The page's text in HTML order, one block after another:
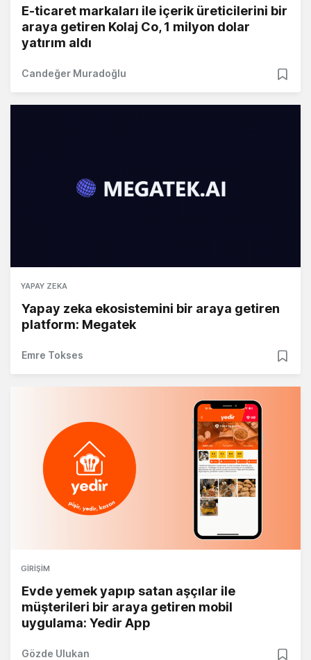
E-ticaret markaları ile içerik üreticilerini bir
araya getiren Kolaj Co, 1 milyon dolar
yatırım aldı
Candeğer Muradoğlu
YAPAY ZEKA
Yapay zeka ekosistemini bir araya getiren
platform: Megatek
Emre Tokses
GIRIŞIM
Evde yemek yapıp satan aşçılar ile
müşterileri bir araya getiren mobil
uygulama: Yedir App
Gözde Ulukan